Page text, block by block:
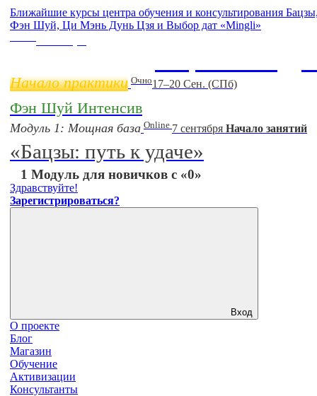
Ближайшие курсы центра обучения и консультирования
Фэн Шуй, Ци Мэнь Дунь Цзя и Выбор дат «Mingli»
Начало практики Очно17–20 Сен. (СПб)
Фэн Шуй Интенсив
Модуль 1: Мощная база Online 7 сентября Начало занятий
«Бацзы: путь к удаче»
1 Модуль для новичков с «0»
Здравствуйте!
Зарегистрироваться?
Вход
О проекте
Блог
Магазин
Обучение
Активизации
Консультанты